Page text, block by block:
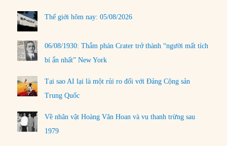
Thế giới hôm nay: 05/08/2026
06/08/1930: Thẩm phán Crater trở thành “người mất tích
bí ẩn nhất” New York
Tại sao AI lại là một rủi ro đối với Đảng Cộng sản
Trung Quốc
Về nhân vật Hoàng Văn Hoan và vụ thanh trừng sau
1979